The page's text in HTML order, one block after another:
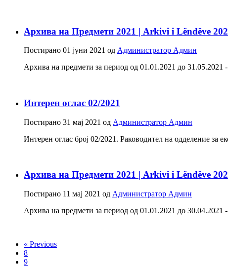
Архива на Предмети 2021 | Arkivi i Lëndëve
Постирано 01 јуни 2021 од Администратор Админ
Архива на предмети за период од 01.01.2021 до 31.05.2021
Интерен оглас 02/2021
Постирано 31 мај 2021 од Администратор Админ
Интерен оглас број 02/2021. Раководител на одделение за
Архива на Предмети 2021 | Arkivi i Lëndëve
Постирано 11 мај 2021 од Администратор Админ
Архива на предмети за период од 01.01.2021 до 30.04.2021
« Previous
8
9